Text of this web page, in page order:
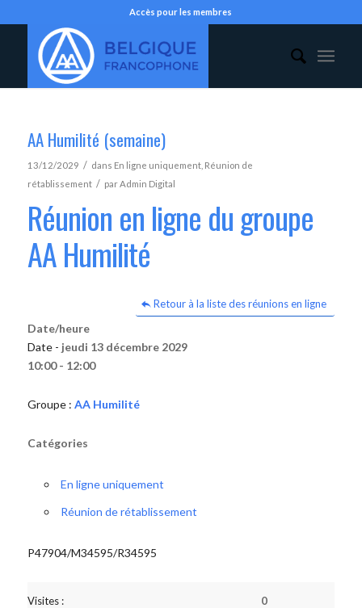
Accès pour les membres
AA Humilité (semaine)
13/12/2029 / dans En ligne uniquement, Réunion de
rétablissement / parAdmin Digital
Réunion en ligne du groupe
AA Humilité
Retour à la liste des réunions en ligne
Date/heure
Date - jeudi 13 décembre 2029
10:00 - 12:00
Groupe : AA Humilité
Catégories
En ligne uniquement
Réunion de rétablissement
P47904/M34595/R34595
Visites : 0